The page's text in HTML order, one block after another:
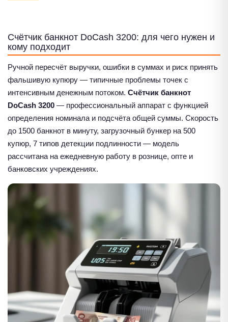
Счётчик банкнот DoCash 3200: для чего нужен и
кому подходит
Ручной пересчёт выручки, ошибки в суммах и риск принять
фальшивую купюру — типичные проблемы точек с
интенсивным денежным потоком. Счётчик банкнот
DoCash 3200 — профессиональный аппарат с функцией
определения номинала и подсчёта общей суммы. Скорость
до 1500 банкнот в минуту, загрузочный бункер на 500
купюр, 7 типов детекции подлинности — модель
рассчитана на ежедневную работу в рознице, опте и
банковских учреждениях.